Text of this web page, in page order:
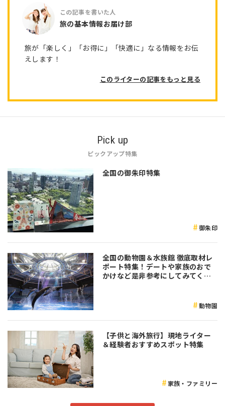
旅の基本情報お届け部
旅が「楽しく」「お得に」「快適に」なる情報をお伝
えします！
このライターの記事をもっと見る
Pick up
ピックアップ特集
全国の御朱印特集
御朱印
全国の動物園＆水族館 徹底取材レ
ポート特集！デートや家族のおで
かけなど是非参考にしてみてくだ
動物園
【子供と海外旅行】現地ライター
＆経験者おすすめスポット特集
家族・ファミリー